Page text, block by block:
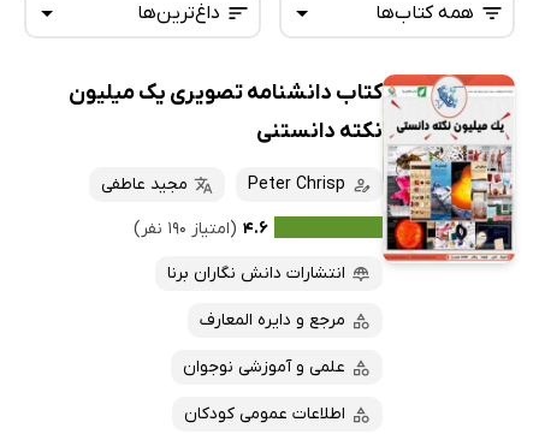
داغ‌ترین‌ها
تازه‌ها
پرفروش‌ها
پربحث‌ها
ارزان ترین‌ها
همه کتاب‌ها
همه کتاب‌ها
کتاب‌های صوتی
کتاب‌های متنی
کتاب دانشنامه تصویری یک میلیون
نکته دانستنی
Peter Chrisp
مجید عاطفی
۴.۶ (امتیاز ۱۹۰ نفر)
انتشارات دانش نگاران برنا
مرجع و دایره المعارف
علمی و آموزشی نوجوان
اطلاعات عمومی کودکان